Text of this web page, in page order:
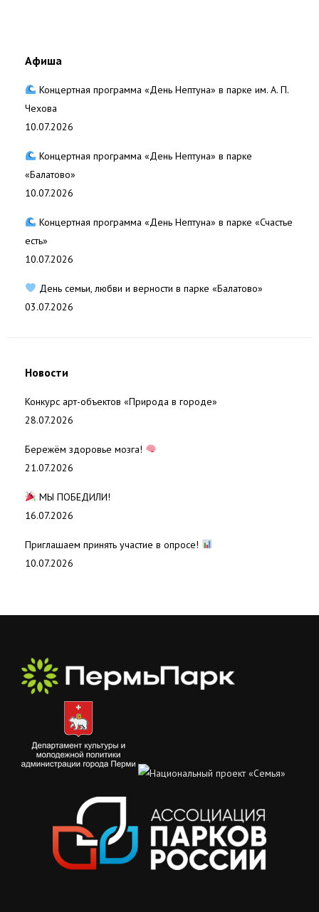
Афиша
Концертная программа «День Нептуна» в парке им. А. П.
Чехова
10.07.2026
Концертная программа «День Нептуна» в парке
«Балатово»
10.07.2026
Концертная программа «День Нептуна» в парке «Счастье
есть»
10.07.2026
День семьи, любви и верности в парке «Балатово»
03.07.2026
Новости
Конкурс арт-объектов «Природа в городе»
28.07.2026
Бережём здоровье мозга!
21.07.2026
МЫ ПОБЕДИЛИ!
16.07.2026
Приглашаем принять участие в опросе!
10.07.2026